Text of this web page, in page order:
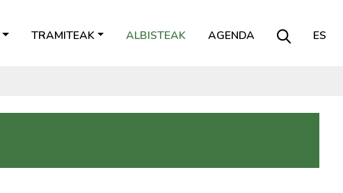
TRAMITEAK ALBISTEAK AGENDA ES